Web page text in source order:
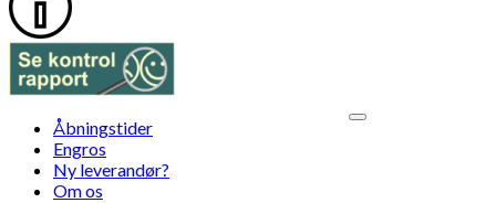
Åbningstider
Engros
Ny leverandør?
Om os